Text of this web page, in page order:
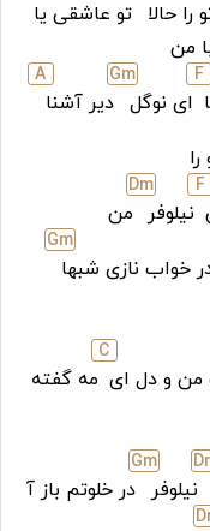
را حالا
تو عاشقی یا
من
F
ای نوگل
Gm
دیر آشنا
A
F
نیلوفر
Dm
من
خواب نازی شبها
Gm
من و دل ای
C
مه گفته
D
نیلوفر
Gm
در خلوتم باز آ
D